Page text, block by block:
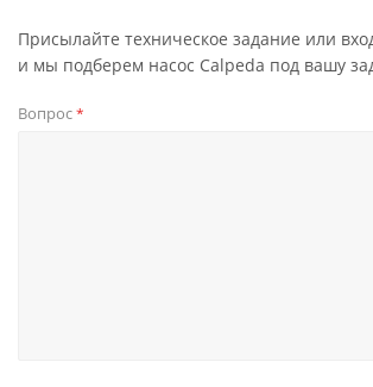
Присылайте техническое задание или
и мы подберем насос Calpeda под вашу
Вопрос*